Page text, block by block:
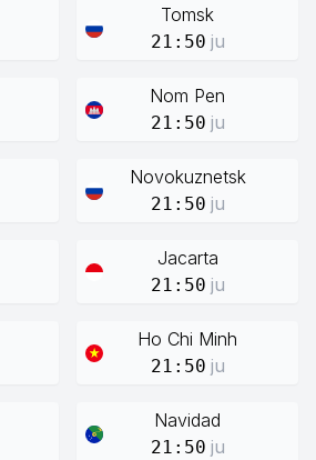
Tomsk
21:50 ju
Nom Pen
21:50 ju
Novokuznetsk
21:50 ju
Jacarta
21:50 ju
Ho Chi Minh
21:50 ju
Navidad
21:50 ju